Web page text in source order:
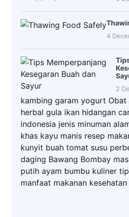
4
2
kambing garam yogurt Obat
herbal gula ikan hidangan
indonesia jenis minuman
khas kayu manis resep
kunyit buah tomat susu
daging Bawang Bombay
putih ayam bumbu kuliner
manfaat makanan kesehatan